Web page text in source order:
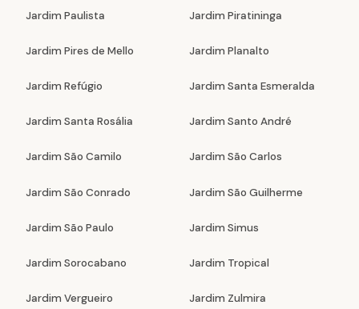
Jardim Paulista Jardim Piratininga
Jardim Pires de Mello Jardim Planalto
Jardim Refúgio Jardim Santa Esmeralda
Jardim Santa Rosália Jardim Santo André
Jardim São Camilo Jardim São Carlos
Jardim São Conrado Jardim São Guilherme
Jardim São Paulo Jardim Simus
Jardim Sorocabano Jardim Tropical
Jardim Vergueiro Jardim Zulmira